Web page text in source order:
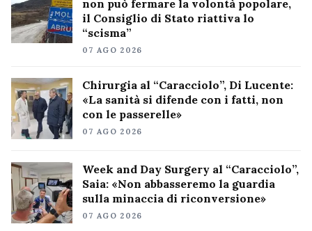
non può fermare la volontà popolare,
il Consiglio di Stato riattiva lo
“scisma”
07 AGO 2026
Chirurgia al “Caracciolo”, Di Lucente:
«La sanità si difende con i fatti, non
con le passerelle»
07 AGO 2026
Week and Day Surgery al “Caracciolo”,
Saia: «Non abbasseremo la guardia
sulla minaccia di riconversione»
07 AGO 2026